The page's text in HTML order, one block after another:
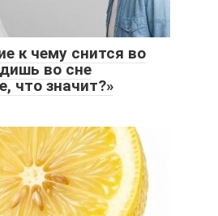
к чему снится во
во сне
что значит?»